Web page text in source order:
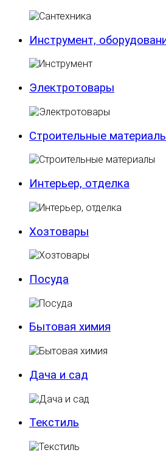
Инструмент,
Электротовары
Строительные
Интерьер, отделка
Хозтовары
Посуда
Бытовая химия
Дача и сад
Текстиль